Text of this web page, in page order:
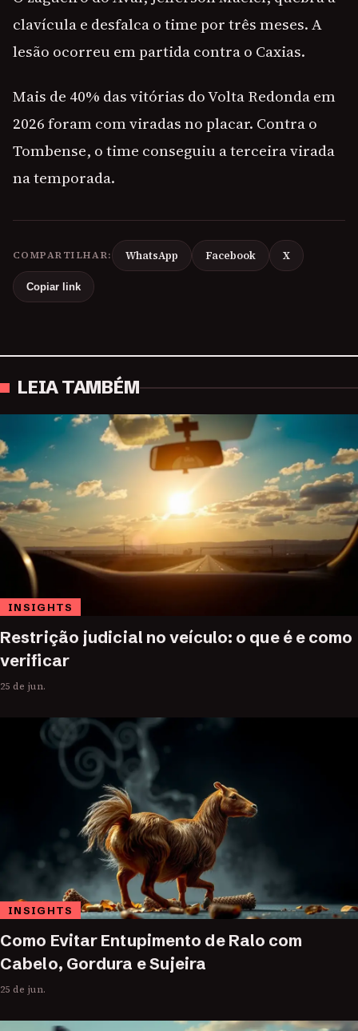
clavícula e desfalca o time por três meses. A
lesão ocorreu em partida contra o Caxias.
Mais de 40% das vitórias do Volta Redonda em
2026 foram com viradas no placar. Contra o
Tombense, o time conseguiu a terceira virada
na temporada.
COMPARTILHAR: WhatsApp Facebook X
Copiar link
LEIA TAMBÉM
INSIGHTS
Restrição judicial no veículo: o que é e como
verificar
25 de jun.
INSIGHTS
Como Evitar Entupimento de Ralo com
Cabelo, Gordura e Sujeira
25 de jun.